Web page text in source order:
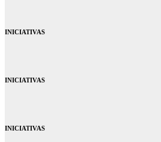
INICIATIVAS
INICIATIVAS
INICIATIVAS